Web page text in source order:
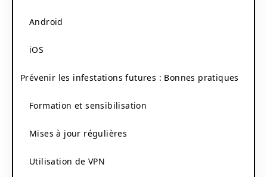
Android
iOS
Prévenir les infestations futures : Bonnes pratiques
Formation et sensibilisation
Mises à jour régulières
Utilisation de VPN